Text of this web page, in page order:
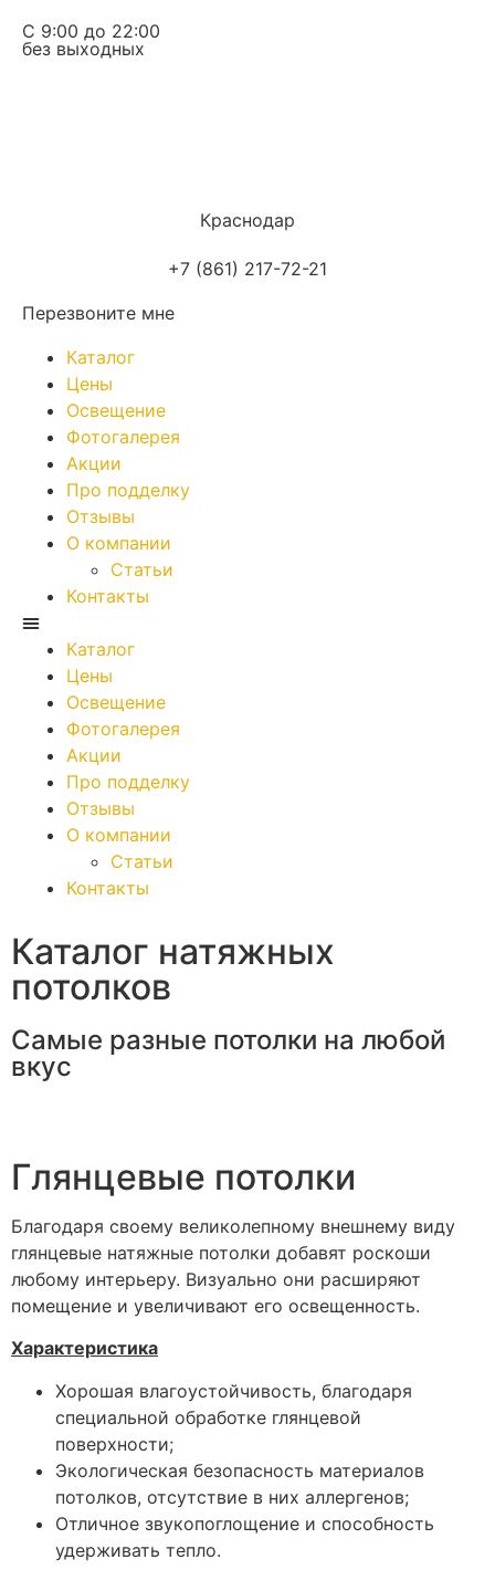
С 9:00 до 22:00
без выходных
Краснодар
+7 (861) 217-72-21
Перезвоните мне
Каталог
Цены
Освещение
Фотогалерея
Акции
Про подделку
Отзывы
О компании
Статьи
Контакты
Каталог
Цены
Освещение
Фотогалерея
Акции
Про подделку
Отзывы
О компании
Статьи
Контакты
Каталог натяжных
потолков
Самые разные потолки на любой
вкус
Глянцевые потолки
Благодаря своему великолепному внешнему виду
глянцевые натяжные потолки добавят роскоши
любому интерьеру. Визуально они расширяют
помещение и увеличивают его освещенность.
Характеристика
Хорошая влагоустойчивость, благодаря
специальной обработке глянцевой
поверхности;
Экологическая безопасность материалов
потолков, отсутствие в них аллергенов;
Отличное звукопоглощение и способность
удерживать тепло.